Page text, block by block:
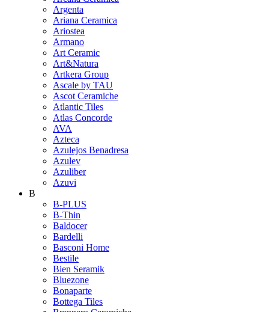
Argenta
Ariana Ceramica
Ariostea
Armano
Art Ceramic
Art&Natura
Artkera Group
Ascale by TAU
Ascot Ceramiche
Atlantic Tiles
Atlas Concorde
AVA
Azteca
Azulejos Benadresa
Azulev
Azuliber
Azuvi
B
B-PLUS
B-Thin
Baldocer
Bardelli
Basconi Home
Bestile
Bien Seramik
Bluezone
Bonaparte
Bottega Tiles